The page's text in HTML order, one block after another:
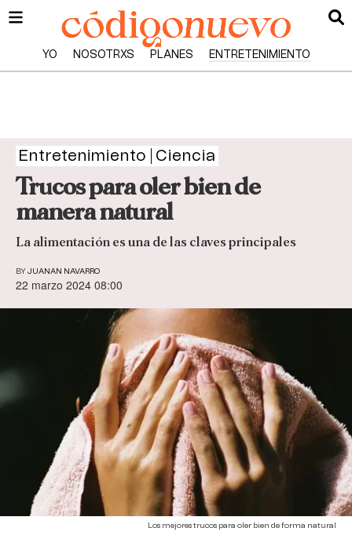
YO NOSOTRXS PLANES ENTRETENIMIENTO
Entretenimiento Ciencia
Trucos para oler bien de
manera natural
La alimentación es una de las claves principales
BY JUANAN NAVARRO
22 marzo 2024 08:00
Los mejores trucos para oler bien de forma natural